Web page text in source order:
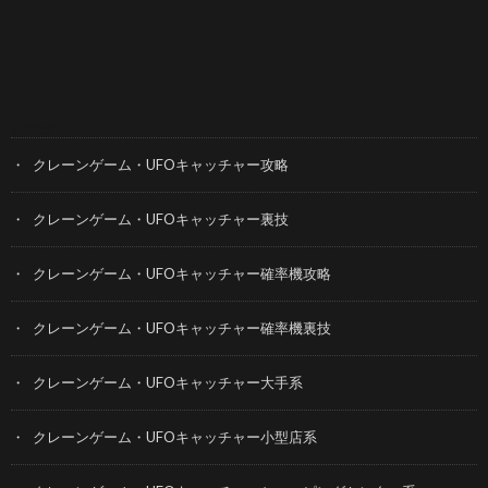
クレーンゲーム・UFOキャッチャー攻略
クレーンゲーム・UFOキャッチャー裏技
クレーンゲーム・UFOキャッチャー確率機攻略
クレーンゲーム・UFOキャッチャー確率機裏技
クレーンゲーム・UFOキャッチャー大手系
クレーンゲーム・UFOキャッチャー小型店系